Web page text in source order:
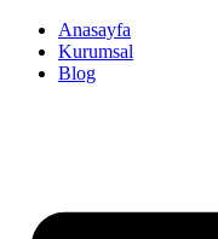
İçeriğe Anasayfa
Kurumsal
Blog